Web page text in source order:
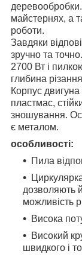
майстернях, а
роботи.
Завдяки
зручно та
2700 Вт і
глибина
Корпус
пластмас,
зношування.
є металом.
особливості:
Пила
дозволяють
можливість
Висока
Високий
швидкого і